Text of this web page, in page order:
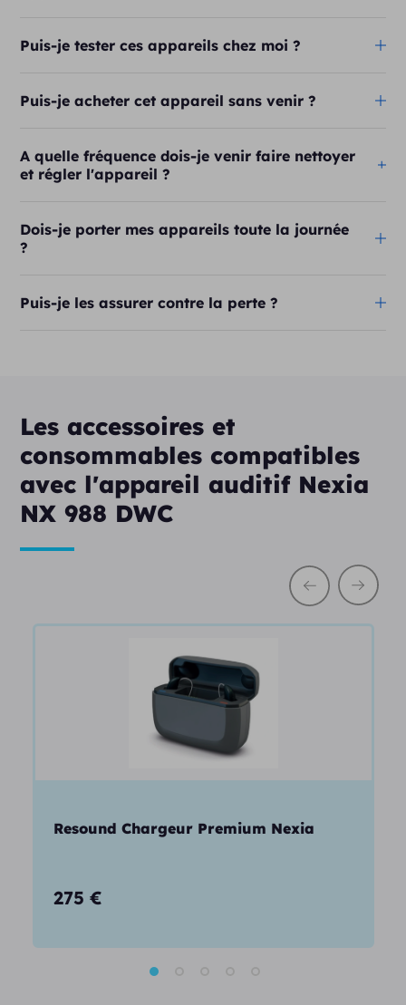
Puis-je tester ces appareils chez moi ?
Puis-je acheter cet appareil sans venir ?
A quelle fréquence dois-je venir faire nettoyer
et régler l'appareil ?
Dois-je porter mes appareils toute la journée
?
Puis-je les assurer contre la perte ?
Les accessoires et
consommables compatibles
avec l'appareil auditif Nexia
NX 988 DWC
Resound Chargeur Premium Nexia
275 €